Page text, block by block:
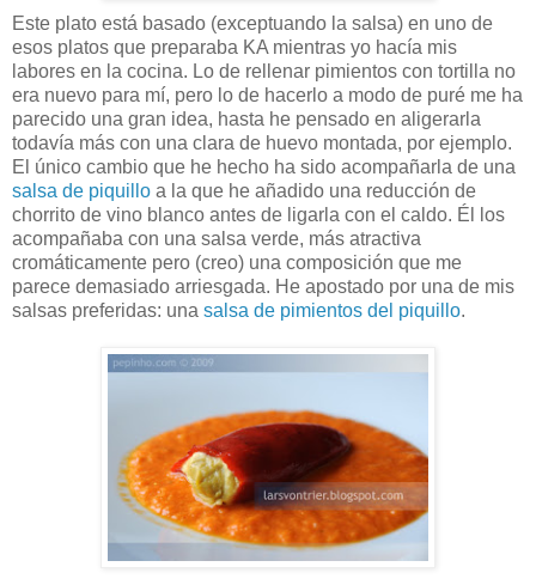
Este plato está basado (exceptuando la salsa) en uno de
esos platos que preparaba KA mientras yo hacía mis
labores en la cocina. Lo de rellenar pimientos con tortilla no
era nuevo para mí, pero lo de hacerlo a modo de puré me ha
parecido una gran idea, hasta he pensado en aligerarla
todavía más con una clara de huevo montada, por ejemplo.
El único cambio que he hecho ha sido acompañarla de una
salsa de piquillo a la que he añadido una reducción de
chorrito de vino blanco antes de ligarla con el caldo. Él los
acompañaba con una salsa verde, más atractiva
cromáticamente pero (creo) una composición que me
parece demasiado arriesgada. He apostado por una de mis
salsas preferidas: una salsa de pimientos del piquillo.